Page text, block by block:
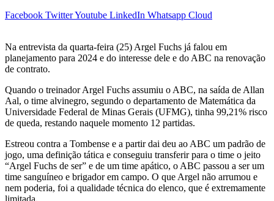
Facebook TwitterYoutube LinkedIn Whatsapp Cloud
Na entrevista da quarta-feira (25) Argel Fuchs já falou em
planejamento para 2024 e do interesse dele e do ABC na renovação
de contrato.
Quando o treinador Argel Fuchs assumiu o ABC, na saída de Allan
Aal, o time alvinegro, segundo o departamento de Matemática da
Universidade Federal de Minas Gerais (UFMG), tinha 99,21% risco
de queda, restando naquele momento 12 partidas.
Estreou contra a Tombense e a partir dai deu ao ABC um padrão de
jogo, uma definição tática e conseguiu transferir para o time o jeito
“Argel Fuchs de ser” e de um time apático, o ABC passou a ser um
time sanguíneo e brigador em campo. O que Argel não arrumou e
nem poderia, foi a qualidade técnica do elenco, que é extremamente
limitada.